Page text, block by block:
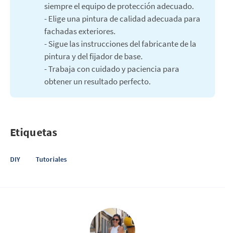
siempre el equipo de protección adecuado.
- Elige una pintura de calidad adecuada para
fachadas exteriores.
- Sigue las instrucciones del fabricante de la
pintura y del fijador de base.
- Trabaja con cuidado y paciencia para
obtener un resultado perfecto.
Etiquetas
DIY Tutoriales